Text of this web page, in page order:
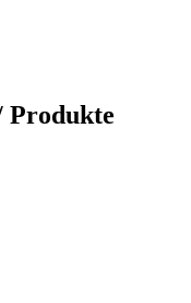
Produkte